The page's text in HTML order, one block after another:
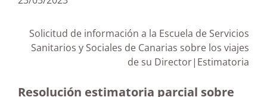
Solicitud de información a la Escuela de Servicios
Sanitarios y Sociales de Canarias sobre los viajes
de su Director| Estimatoria
Resolución estimatoria parcial sobre